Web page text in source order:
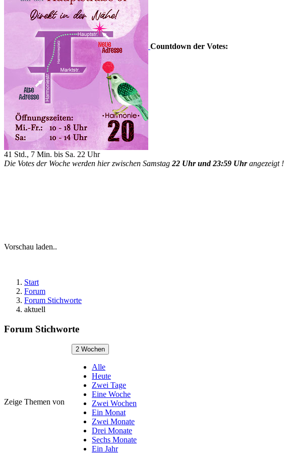
Countdown der Votes:
41 Std., 7 Min. bis Sa. 22 Uhr
Die Votes der Woche werden hier zwischen Samstag 22 Uhr und 23:59 Uhrangezeigt !
Vorschau laden..
Start
Forum
Forum Stichworte
aktuell
Forum Stichworte
Zeige Themen von
2 Wochen
Alle
Heute
Zwei Tage
Eine Woche
Zwei Wochen
Ein Monat
Zwei Monate
Drei Monate
Sechs Monate
Ein Jahr